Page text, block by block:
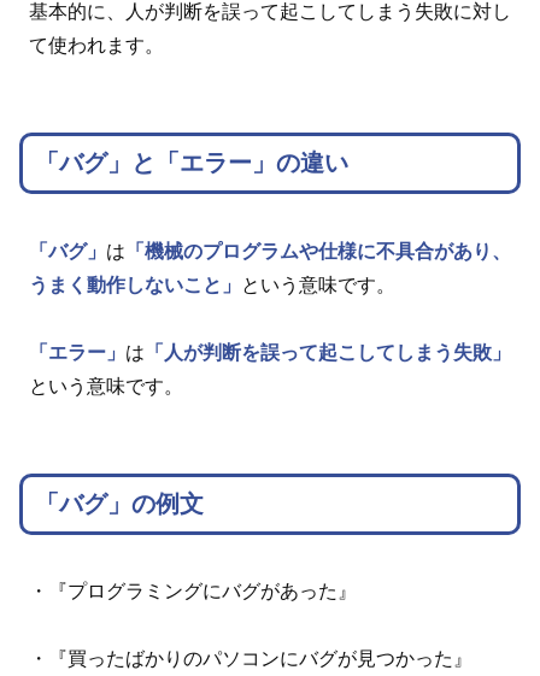
基本的に、人が判断を誤って起こしてしまう失敗に対し
て使われます。
「バグ」と「エラー」の違い
「バグ」 は 「機械のプログラムや仕様に不具合があり、
うまく動作しないこと」
という意味です。
「エラー」 は 「人が判断を誤って起こしてしまう失敗」
という意味です。
「バグ」の例文
・『プログラミングにバグがあった』
・『買ったばかりのパソコンにバグが見つかった』